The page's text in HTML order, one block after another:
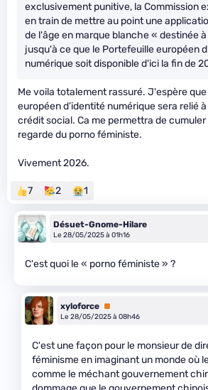
exclusivement punitive, la Commission
en train de mettre au point une
de l'âge en marque blanche « destinée
jusqu'à ce que le Portefeuille européen
numérique soit disponible d'ici la fin de
Me voila totalement rassuré. J'espère
européen d’identité numérique sera relié
crédit social. Ca me permettra de
regarde du porno féministe.
Vivement 2026.
7 2 1
Désuet-Gnome-Hilare
Le 28/05/2025 à 01h16
C'est quoi le « porno féministe » ?
xyloforce Premium
Le 28/05/2025 à 08h46
C'est une façon pour le monsieur de
féminisme en imaginant un monde où
comme le méchant gouvernement